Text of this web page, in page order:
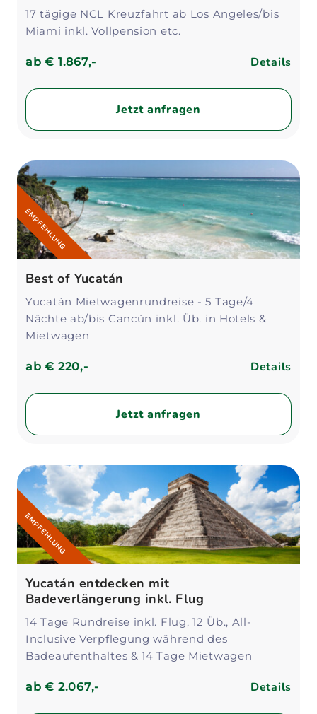
17 tägige NCL Kreuzfahrt ab Los Angeles/bis
Miami inkl. Vollpension etc.
ab€ 1.867,- Details
Jetzt anfragen
EMPFEHLUNG
Best of Yucatán
Yucatán Mietwagenrundreise - 5 Tage/4
Nächte ab/bis Cancún inkl. Üb. in Hotels &
Mietwagen
ab€ 220,- Details
Jetzt anfragen
EMPFEHLUNG
Yucatán entdecken mit
Badeverlängerung inkl. Flug
14 Tage Rundreise inkl. Flug, 12 Üb., All-
Inclusive Verpflegung während des
Badeaufenthaltes & 14 Tage Mietwagen
ab€ 2.067,- Details